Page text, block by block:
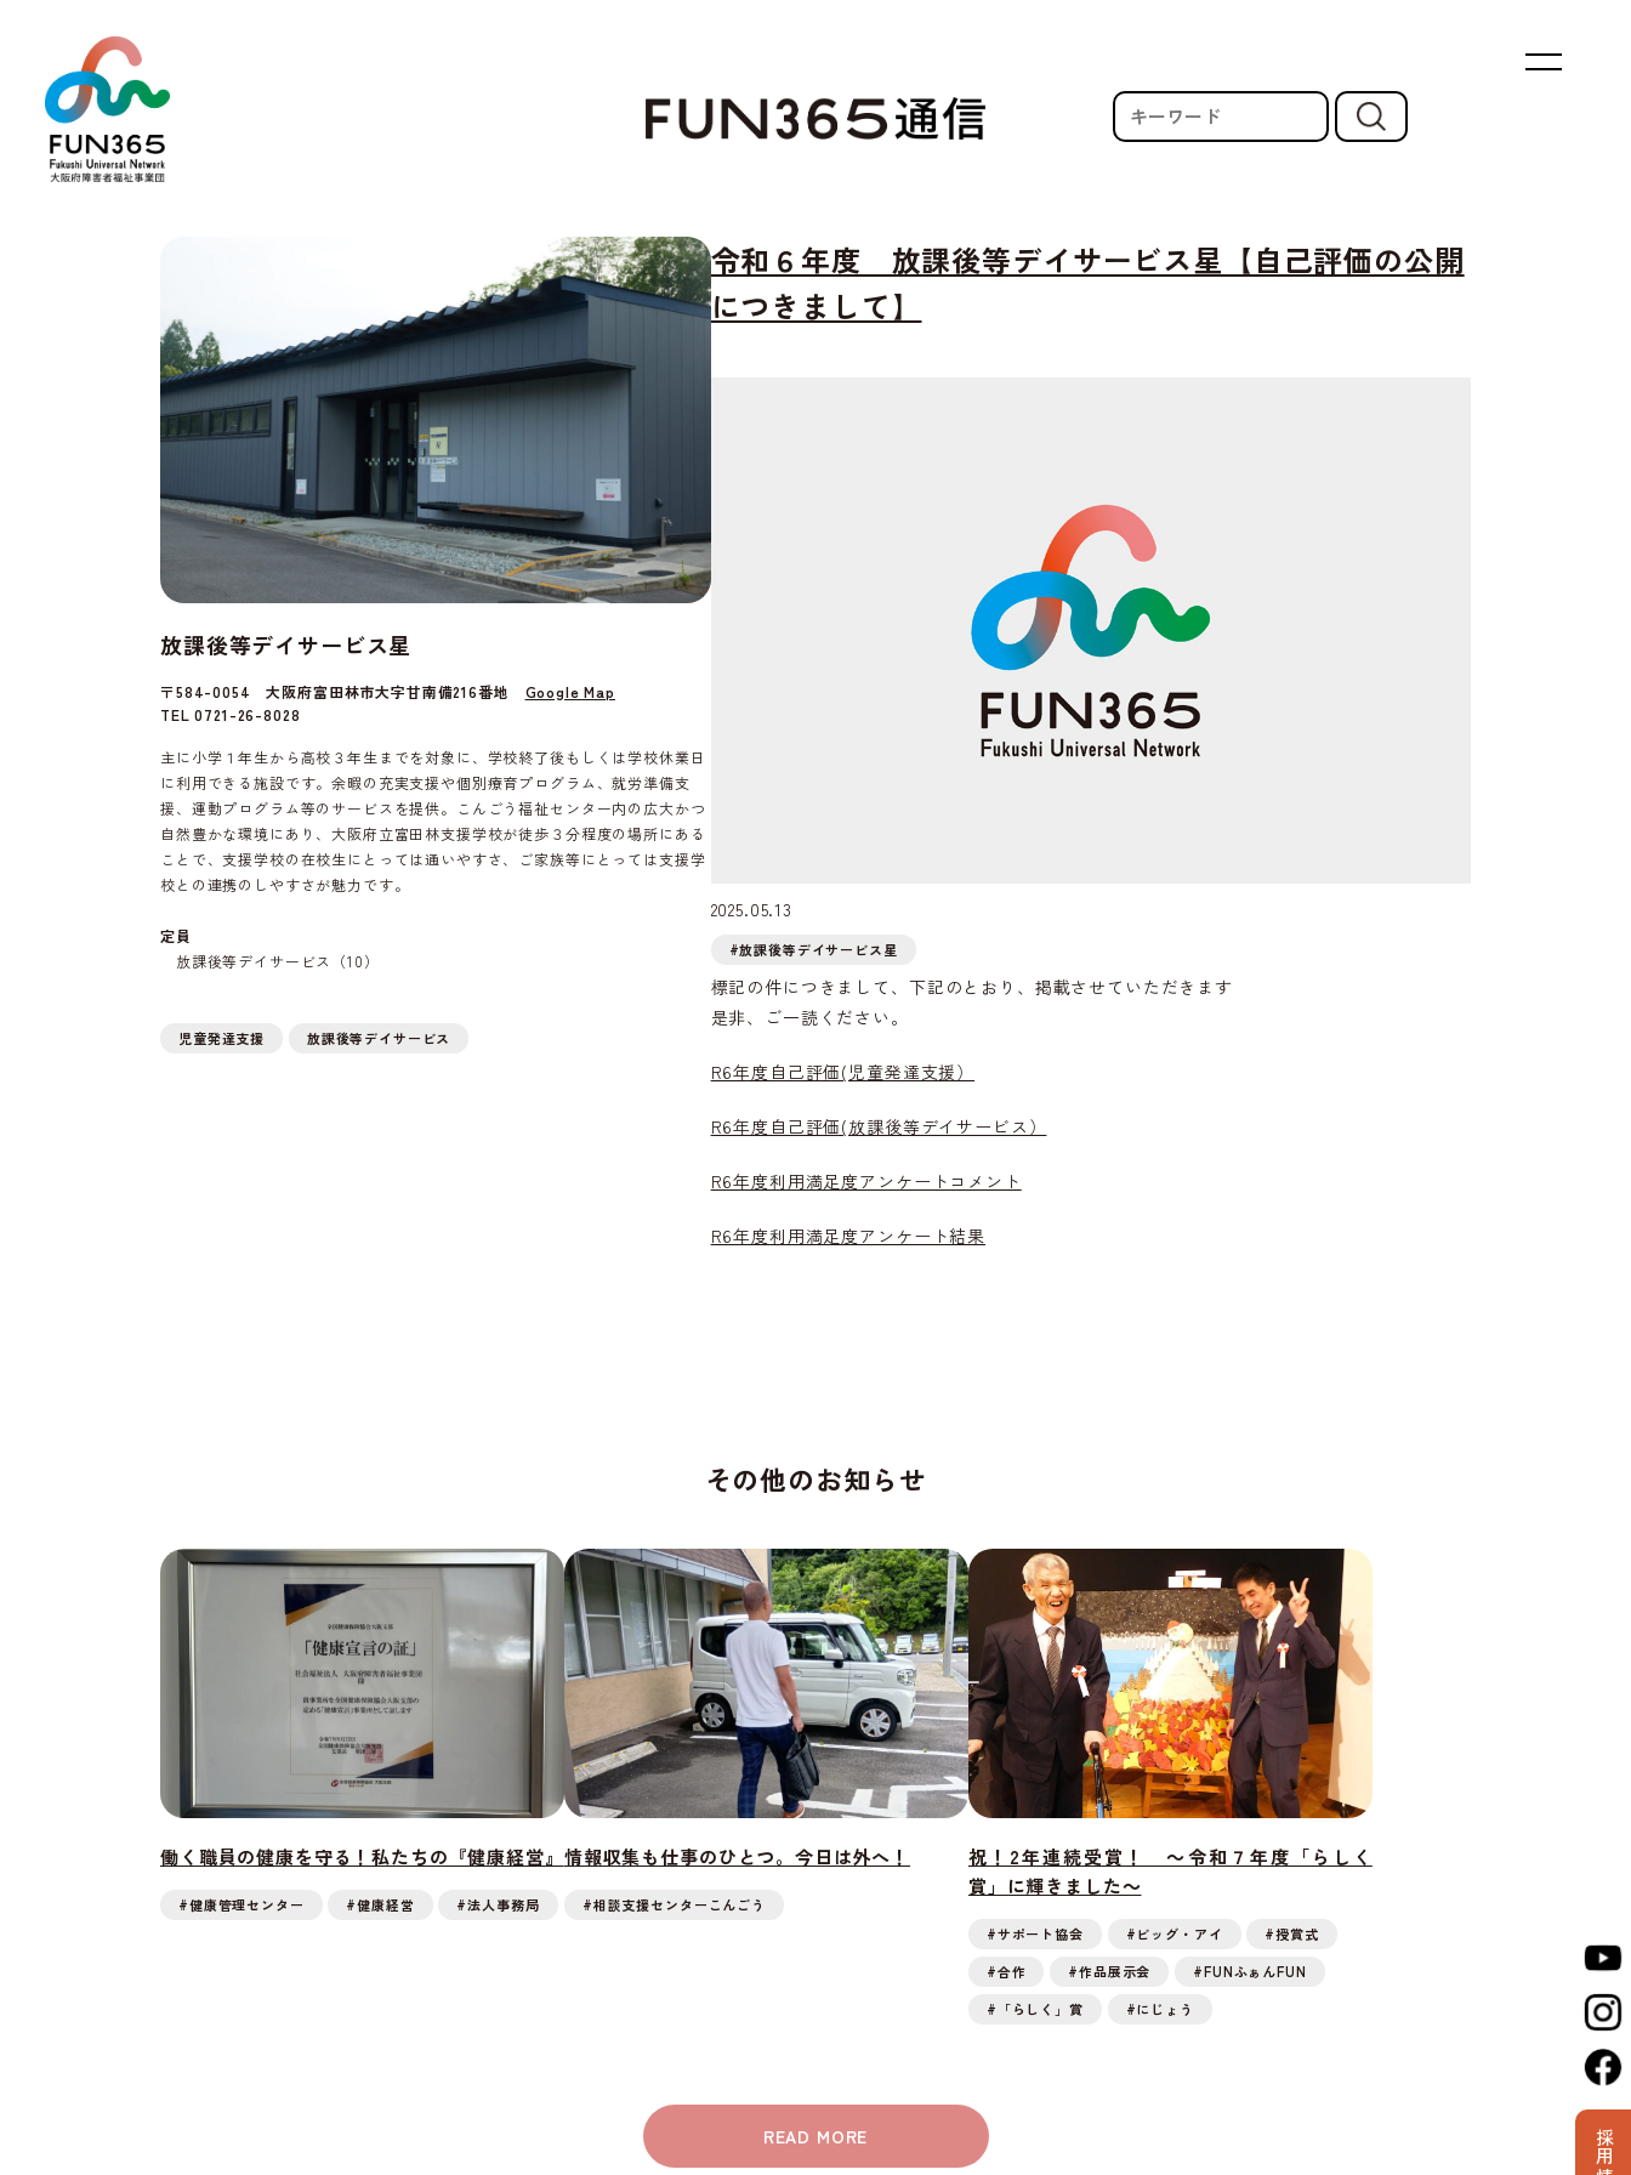
令和６年度 放課後等デイサービス星【自己評価の公開
につきまして】
2025.05.13
#放課後等デイサービス星
標記の件につきまして、下記のとおり、掲載させていただきます
是非、ご一読ください。
R6年度自己評価(児童発達支援）
R6年度自己評価(放課後等デイサービス）
R6年度利用満足度アンケートコメント
R6年度利用満足度アンケート結果
放課後等デイサービス星
〒584-0054 大阪府富田林市大字甘南備216番地 Google Map
TEL 0721-26-8028
主に小学１年生から高校３年生までを対象に、学校終了後もしくは学校休業日
に利用できる施設です。余暇の充実支援や個別療育プログラム、就労準備支
援、運動プログラム等のサービスを提供。こんごう福祉センター内の広大かつ
自然豊かな環境にあり、大阪府立富田林支援学校が徒歩３分程度の場所にある
ことで、支援学校の在校生にとっては通いやすさ、ご家族等にとっては支援学
校との連携のしやすさが魅力です。
定員
放課後等デイサービス（10）
児童発達支援 放課後等デイサービス
その他のお知らせ
働く職員の健康を守る！私たちの『健康経営』
#健康管理センター #健康経営 #法人事務局
情報収集も仕事のひとつ。今日は外へ！
#相談支援センターこんごう
祝！2年連続受賞！ ～令和７年度「らしく
賞」に輝きました～
#サポート協会 #ビッグ・アイ
#授賞式
#合作
#作品展示会
#FUNふぁんFUN
#「らしく」賞
#にじょう
READ MORE